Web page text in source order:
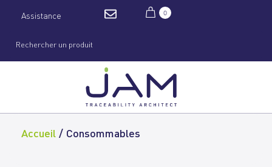
Assistance 0
Accueil / Consommables